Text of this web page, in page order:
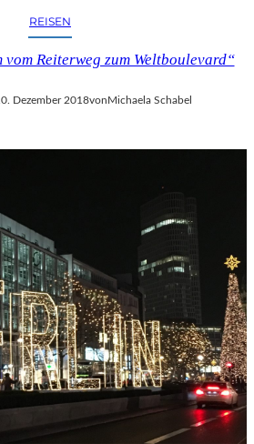
REISEN
Reiterweg zum Weltboulevard“
Dezember 2018vonMichaela Schabel